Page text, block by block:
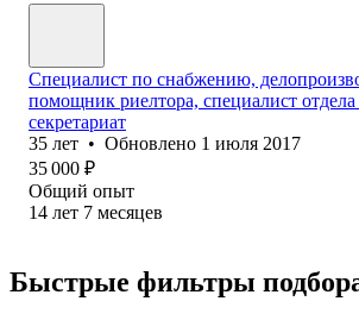
Специалист по снабжению,
помощник риелтора, специалист отдела
секретариат
35 лет • Обновлено 1 июля 2017
35 000 ₽
Общий опыт
14 лет 7 месяцев
Быстрые фильтры